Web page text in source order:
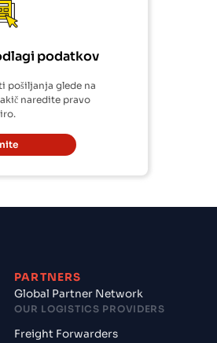
podatkov
pošiljanja glede na
naredite pravo
PARTNERS
Global Partner Network
OUR LOGISTICS PROVIDERS
Freight Forwarders